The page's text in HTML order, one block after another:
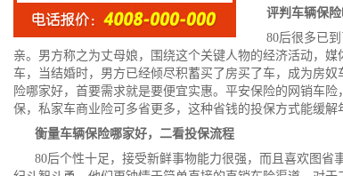
评判车辆保
80后很多已
亲。男方称之为丈母娘，围绕这个关键人物的经济活动，
车，当结婚时，男方已经倾尽积蓄买了房买了车，成为房
险哪家好，首要需求就是要便宜实惠。 平安保险的网销车险
保，私家车商业险可多省更多，这种省钱的投保方式能缓解
衡量车辆保险哪家好，二看投保流程
80后个性十足，接受新鲜事物能力很强，而且喜欢图